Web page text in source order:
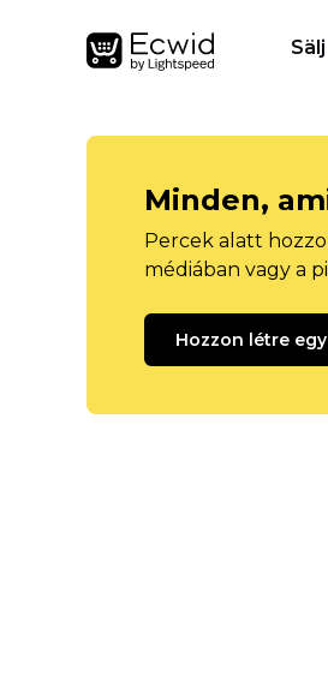
Sälj
Minden,
Percek alatt
médiában vagy a
Hozzon létre